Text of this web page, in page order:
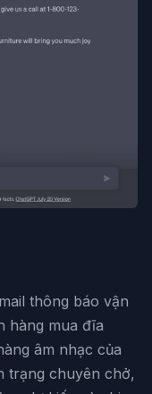
thông báo vận
hàng mua đĩa
âm nhạc của
trạng chuyên chở,